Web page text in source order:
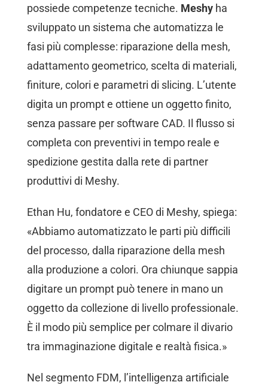
possiede competenze tecniche. Meshy ha
sviluppato un sistema che automatizza le
fasi più complesse: riparazione della mesh,
adattamento geometrico, scelta di materiali,
finiture, colori e parametri di slicing. L’utente
digita un prompt e ottiene un oggetto finito,
senza passare per software CAD. Il flusso si
completa con preventivi in tempo reale e
spedizione gestita dalla rete di partner
produttivi di Meshy.
Ethan Hu, fondatore e CEO di Meshy, spiega:
«Abbiamo automatizzato le parti più difficili
del processo, dalla riparazione della mesh
alla produzione a colori. Ora chiunque sappia
digitare un prompt può tenere in mano un
oggetto da collezione di livello professionale.
È il modo più semplice per colmare il divario
tra immaginazione digitale e realtà fisica.»
Nel segmento FDM, l’intelligenza artificiale